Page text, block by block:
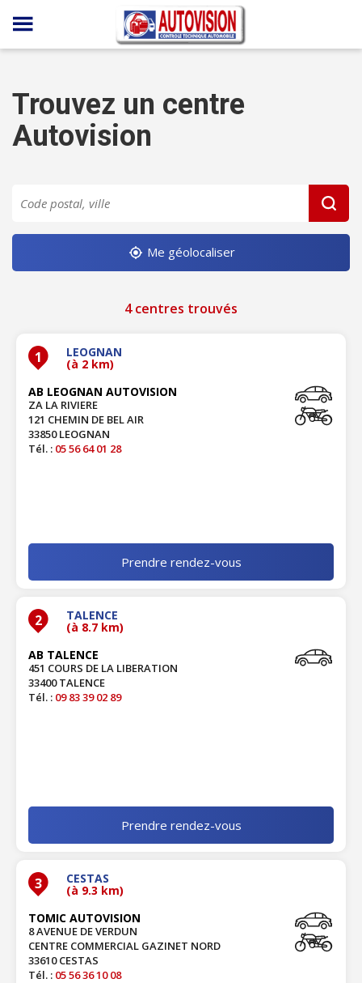
Panneau de gestion des cookies
Trouvez un centre
Autovision
Me géolocaliser
4 centres trouvés
1 LEOGNAN
(à 2 km)
AB LEOGNAN AUTOVISION
ZA LA RIVIERE
121 CHEMIN DE BEL AIR
33850 LEOGNAN
Tél. : 05 56 64 01 28
Prendre rendez-vous
2 TALENCE
(à 8.7 km)
AB TALENCE
451 COURS DE LA LIBERATION
33400 TALENCE
Tél. : 09 83 39 02 89
Prendre rendez-vous
3 CESTAS
(à 9.3 km)
TOMIC AUTOVISION
8 AVENUE DE VERDUN
CENTRE COMMERCIAL GAZINET NORD
33610 CESTAS
Tél. : 05 56 36 10 08